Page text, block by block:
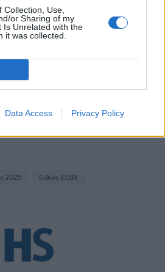
Use,
or Sharing of my
Is Unrelated with the
it was collected.
Data Access Privacy Policy
Στα 96 συνολικά τα
Τι δείχνουν τα τελευταία
2025 έκθεση ΕΟΔΥ